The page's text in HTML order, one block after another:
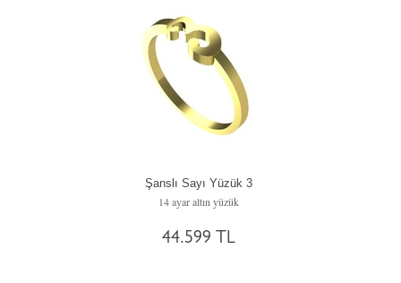
Şanslı Sayı Yüzük 3
14 ayar altın yüzük
44.599 TL